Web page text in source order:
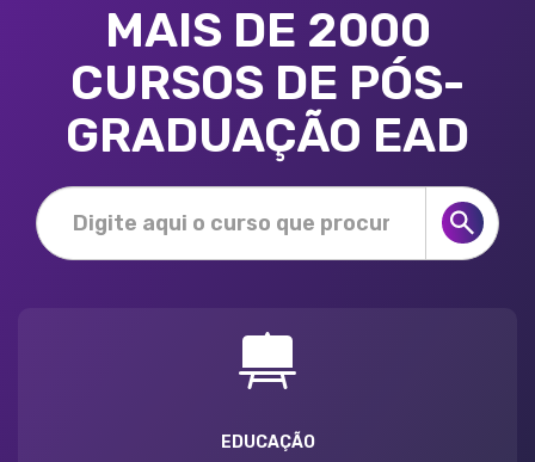
MAIS DE 2000
CURSOS DE PÓS-
GRADUAÇÃO EAD
EDUCAÇÃO